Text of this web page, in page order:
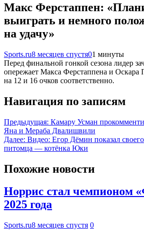
Макс Ферстаппен:
выиграть и немного
на удачу»
Sports.ru8 месяцев спустя01 минуты
Перед финальной гонкой сезона лидер
опережает Макса Ферстаппена и Оскара
на 12 и 16 очков соответственно.
Навигация по записям
Предыдущая: Камару Усман
Яна и Мераба Двалишвили
Далее: Видео: Егор Дёмин показал
питомца — котёнка Юки
Похожие новости
Норрис стал чемпионом
2025 года
Sports.ru8 месяцев спустя 0